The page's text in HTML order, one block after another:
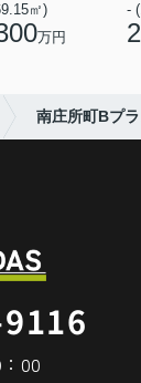
㎡)
万円
-
南庄所町Bプ
00